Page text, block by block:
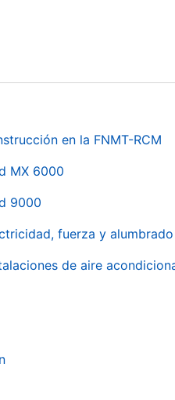
en la FNMT-RCM
MX 6000
9000
fuerza y alumbrado
de aire